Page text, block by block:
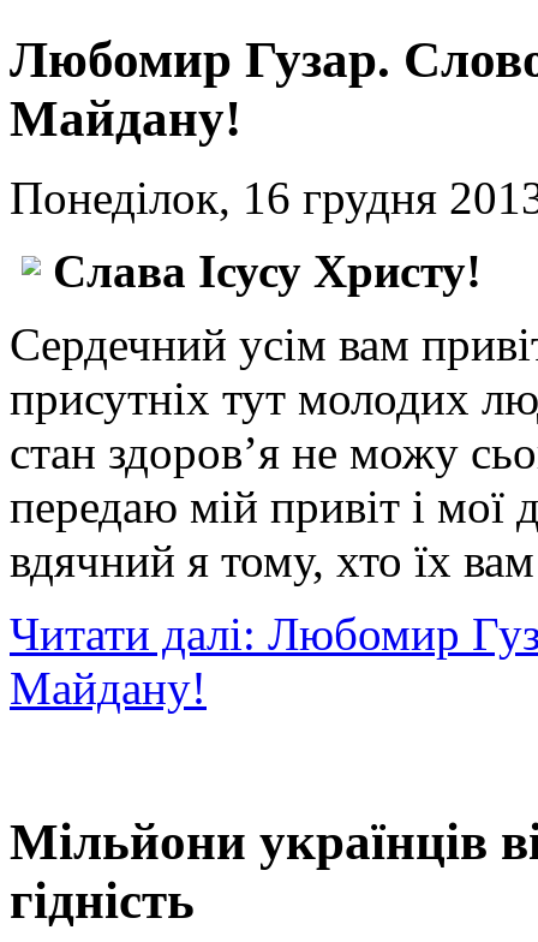
Любомир Гузар.
Майдану!
Понеділок, 16 грудня
Слава Ісусу Христу!
Сердечний усім вам
присутніх тут молодих
стан здоров’я не можу
передаю мій привіт і мої
вдячний я тому, хто їх
Читати далі: Любомир
Майдану!
Мільйони українців
гідність